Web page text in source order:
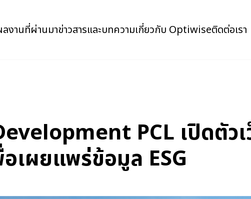
งานที่ผ่านมาข่าวสารและบทความเกี่ยวกับ Optiwiseติดต่อเรา
PCL เปิดตัวเ
เผยแพร่ข้อมูล ESG